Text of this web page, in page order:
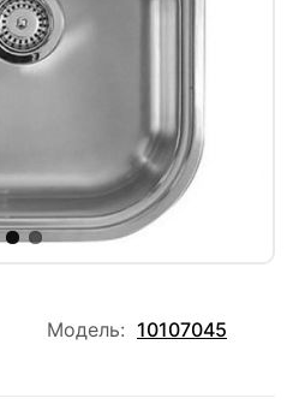
Модель: 10107045